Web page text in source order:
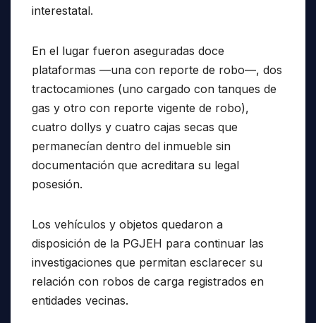
interestatal.
En el lugar fueron aseguradas doce
plataformas —una con reporte de robo—, dos
tractocamiones (uno cargado con tanques de
gas y otro con reporte vigente de robo),
cuatro dollys y cuatro cajas secas que
permanecían dentro del inmueble sin
documentación que acreditara su legal
posesión.
Los vehículos y objetos quedaron a
disposición de la PGJEH para continuar las
investigaciones que permitan esclarecer su
relación con robos de carga registrados en
entidades vecinas.